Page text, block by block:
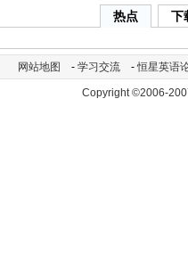
热点 下
网站地图 - 学习交流 -恒星英语
Copyright ©2006-